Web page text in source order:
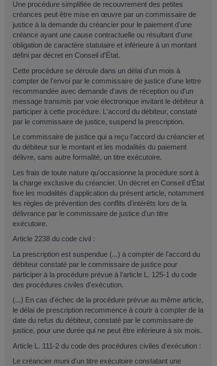
Une procédure simplifiée de recouvrement des petites
créances peut être mise en œuvre par un commissaire de
justice à la demande du créancier pour le paiement d'une
créance ayant une cause contractuelle ou résultant d'une
obligation de caractère statutaire et inférieure à un montant
défini par décret en Conseil d’État.
Cette procédure se déroule dans un délai d'un mois à
compter de l'envoi par le commissaire de justice d'une lettre
recommandée avec demande d'avis de réception ou d'un
message transmis par voie électronique invitant le débiteur à
participer à cette procédure. L'accord du débiteur, constaté
par le commissaire de justice, suspend la prescription.
Le commissaire de justice qui a reçu l'accord du créancier et
du débiteur sur le montant et les modalités du paiement
délivre, sans autre formalité, un titre exécutoire.
Les frais de toute nature qu'occasionne la procédure sont à
la charge exclusive du créancier. Un décret en Conseil d’État
fixe les modalités d'application du présent article, notamment
les règles de prévention des conflits d'intérêts lors de la
délivrance par le commissaire de justice d'un titre
exécutoire.
Article 2238 du code civil :
La prescription est suspendue (...) à compter de l'accord du
débiteur constaté par le commissaire de justice pour
participer à la procédure prévue à l'article L. 125-1 du code
des procédures civiles d'exécution.
(...) En cas d'échec de la procédure prévue au même article,
le délai de prescription recommence à courir à compter de la
date du refus du débiteur, constaté par le commissaire de
justice, pour une durée qui ne peut être inférieure à six mois.
Article L. 111-2 du code des procédures civiles d'exécution :
Le créancier muni d'un titre exécutoire constatant une